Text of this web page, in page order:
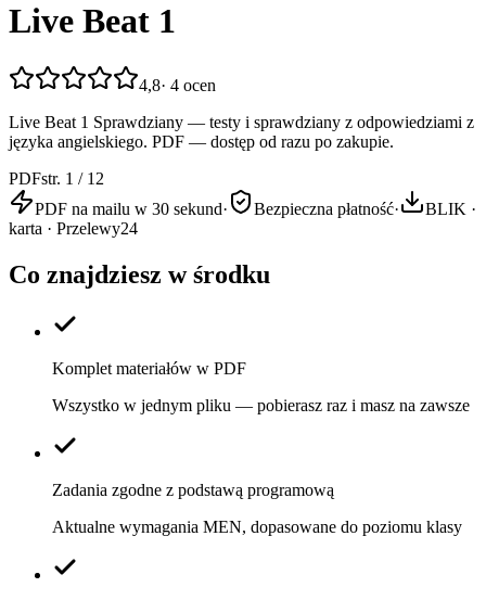
Live Beat 1
4,8· 4 ocen
Live Beat 1 Sprawdziany — testy i sprawdziany z odpowiedziami z
języka angielskiego. PDF — dostęp od razu po zakupie.
PDFstr. 1 / 12
PDF na mailu w 30 sekund· Bezpieczna płatność·
BLIK ·
karta · Przelewy24
Co znajdziesz w środku
Komplet materiałów w PDF
Wszystko w jednym pliku — pobierasz raz i masz na zawsze
Zadania zgodne z podstawą programową
Aktualne wymagania MEN, dopasowane do poziomu klasy